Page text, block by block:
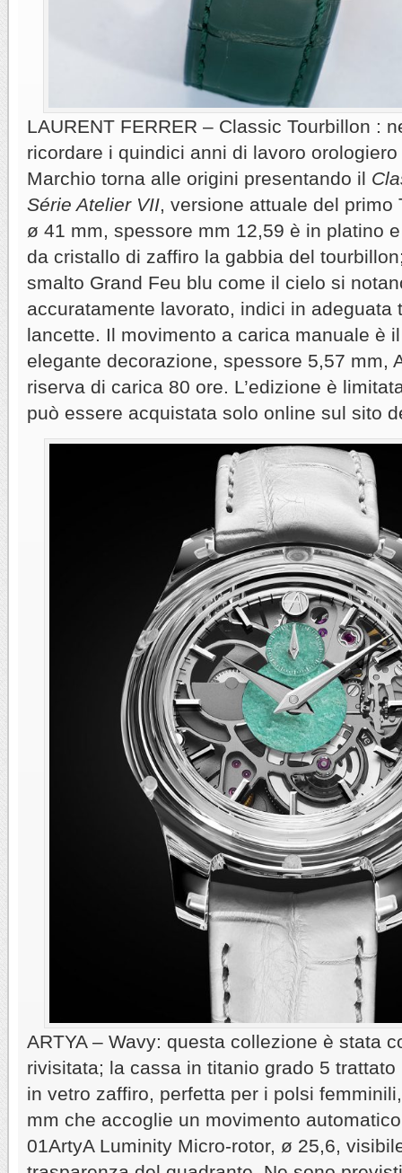
LAURENT FERRER – Classic Tourbillon :
ricordare i quindici anni di lavoro
Marchio torna alle origini presentando il
Série Atelier VII , versione attuale del
ø 41 mm, spessore mm 12,59 è in platino
da cristallo di zaffiro la gabbia del
smalto Grand Feu blu come il cielo si
accuratamente lavorato, indici in adeguata
lancette. Il movimento a carica manuale è
elegante decorazione, spessore 5,57 mm,
riserva di carica 80 ore. L’edizione è
può essere acquistata solo online sul sito
ARTYA – Wavy: questa collezione è stata
rivisitata; la cassa in titanio grado 5
in vetro zaffiro, perfetta per i polsi
mm che accoglie un movimento
01ArtyA Luminity Micro-rotor, ø 25,6,